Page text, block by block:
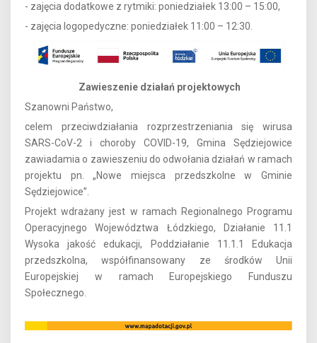
- zajęcia dodatkowe z rytmiki: poniedziałek 13:00 – 15:00,
- zajęcia logopedyczne: poniedziałek 11:00 – 12:30.
Zawieszenie działań projektowych
Szanowni Państwo,
celem przeciwdziałania rozprzestrzeniania się wirusa
SARS-CoV-2 i choroby COVID-19, Gmina Sędziejowice
zawiadamia o zawieszeniu do odwołania działań w ramach
projektu pn. „Nowe miejsca przedszkolne w Gminie
Sędziejowice”.
Projekt wdrażany jest w ramach Regionalnego Programu
Operacyjnego Województwa Łódzkiego, Działanie 11.1
Wysoka jakość edukacji, Poddziałanie 11.1.1 Edukacja
przedszkolna, współfinansowany ze środków Unii
Europejskiej w ramach Europejskiego Funduszu
Społecznego.